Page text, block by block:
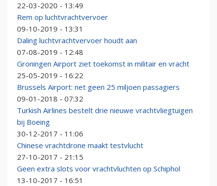
22-03-2020 - 13:49
Rem op luchtvrachtvervoer
09-10-2019 - 13:31
Daling luchtvrachtvervoer houdt aan
07-08-2019 - 12:48
Groningen Airport ziet toekomst in militair en vracht
25-05-2019 - 16:22
Brussels Airport: net geen 25 miljoen passagiers
09-01-2018 - 07:32
Turkish Airlines bestelt drie nieuwe vrachtvliegtuigen
bij Boeing
30-12-2017 - 11:06
Chinese vrachtdrone maakt testvlucht
27-10-2017 - 21:15
Geen extra slots voor vrachtvluchten op Schiphol
13-10-2017 - 16:51